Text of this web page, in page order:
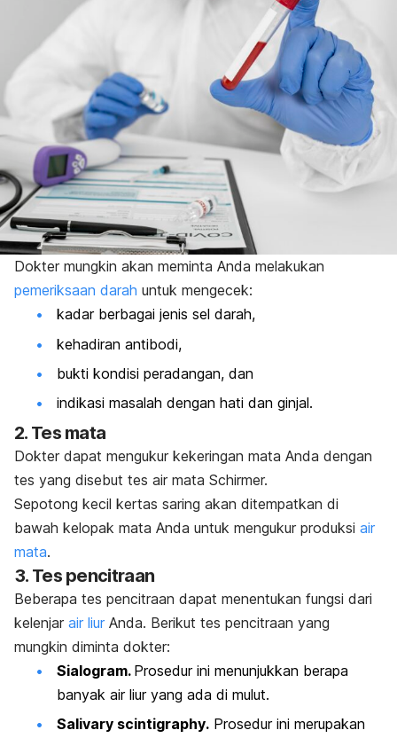
Dokter mungkin akan meminta Anda melakukan
pemeriksaan darah untuk mengecek:
kadar berbagai jenis sel darah,
kehadiran antibodi,
bukti kondisi peradangan, dan
indikasi masalah dengan hati dan ginjal.
2. Tes mata
Dokter dapat mengukur kekeringan mata Anda dengan
tes yang disebut tes air mata Schirmer.
Sepotong kecil kertas saring akan ditempatkan di
bawah kelopak mata Anda untuk mengukur produksi air
mata.
3. Tes pencitraan
Beberapa tes pencitraan dapat menentukan fungsi dari
kelenjar air liur Anda. Berikut tes pencitraan yang
mungkin diminta dokter:
Sialogram. Prosedur ini menunjukkan berapa
banyak air liur yang ada di mulut.
Salivary scintigraphy. Prosedur ini merupakan